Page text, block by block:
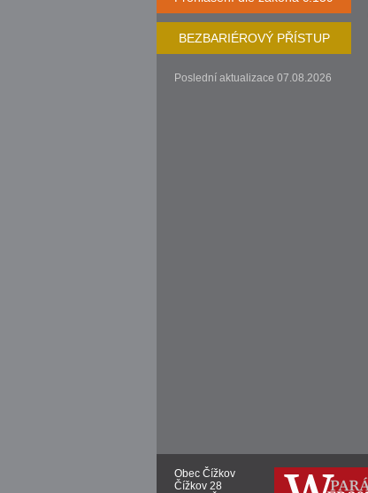
BEZBARIÉROVÝ PŘÍSTUP
Poslední aktualizace 07.08.2026
Obec Čížkov
Čížkov 28